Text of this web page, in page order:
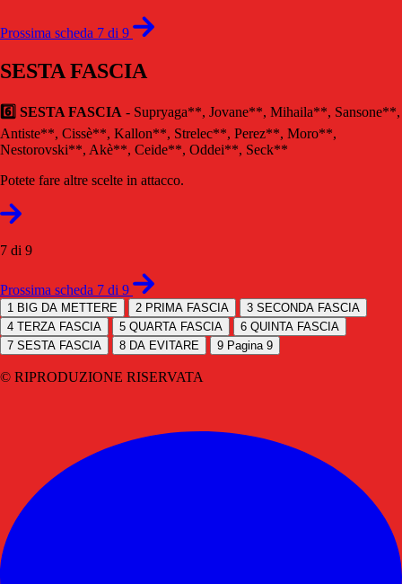
Prossima scheda 7 di 9
SESTA FASCIA
6️⃣ SESTA FASCIA - Supryaga**, Jovane**, Mihaila**, Sansone**,
Antiste**, Cissè**, Kallon**, Strelec**, Perez**, Moro**,
Nestorovski**, Akè**, Ceide**, Oddei**, Seck**
Potete fare altre scelte in attacco.
7 di 9
Prossima scheda 7 di 9
1 BIG DA METTERE 2 PRIMA FASCIA 3 SECONDA FASCIA
4 TERZA FASCIA 5 QUARTA FASCIA 6 QUINTA FASCIA
7 SESTA FASCIA 8 DA EVITARE 9 Pagina 9
© RIPRODUZIONE RISERVATA